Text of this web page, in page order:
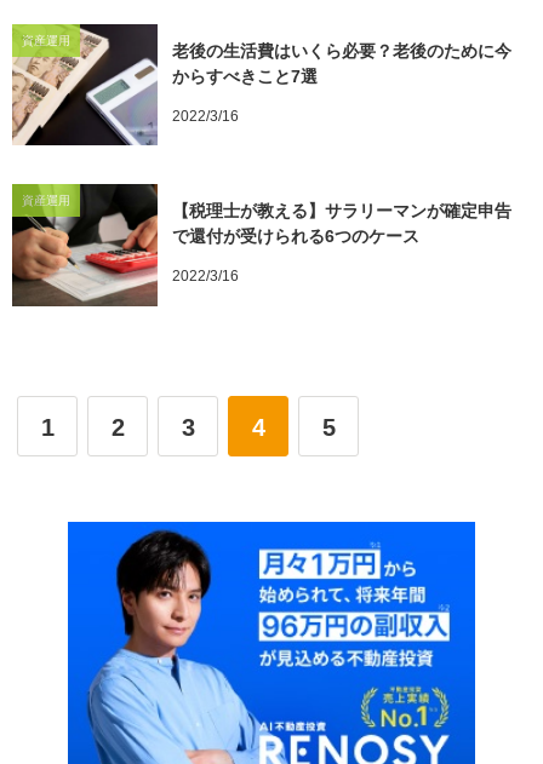
資産運用
老後の生活費はいくら必要？老後のために今
からすべきこと7選
2022/3/16
資産運用
【税理士が教える】サラリーマンが確定申告
で還付が受けられる6つのケース
2022/3/16
1 2 3 4 5